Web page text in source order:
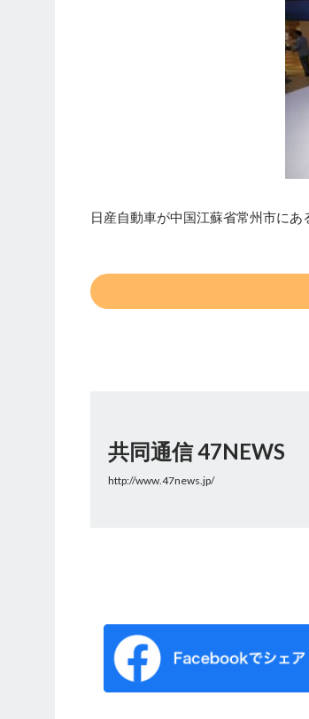
日産自動車が中国江蘇省常州市に
共同通信 47NEWS
http://www.47news.jp/